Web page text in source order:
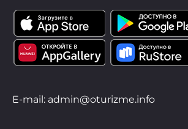
E-mail: admin@oturizme.info